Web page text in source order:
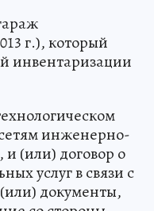
г.), который
инвентаризации
инженерно-
и (или) договор о
услуг в связи с
документы,